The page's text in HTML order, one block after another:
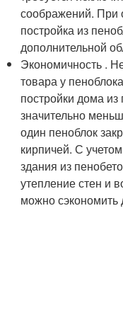
соображений. При
постройка из
дополнительной
Экономичность .
товара у
постройки дома из
значительно
один пеноблок
кирпичей. С
здания из
утепление стен и
можно сэкономить